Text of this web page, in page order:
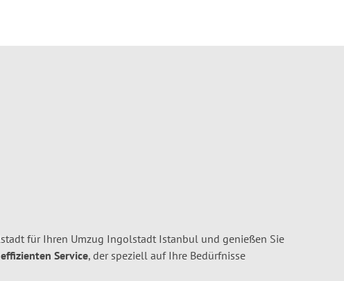
für Ihren Umzug Ingolstadt Istanbul und genießen Sie
Service, der speziell auf Ihre Bedürfnisse